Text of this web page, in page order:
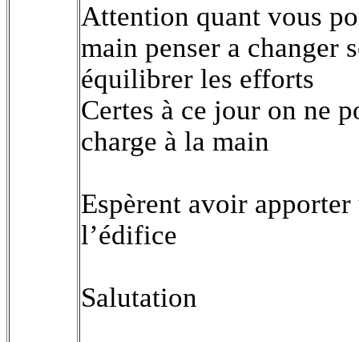
Attention quant vous
main penser a changer
équilibrer les efforts
Certes à ce jour on ne
charge à la main
Espèrent avoir
l’édifice
Salutation